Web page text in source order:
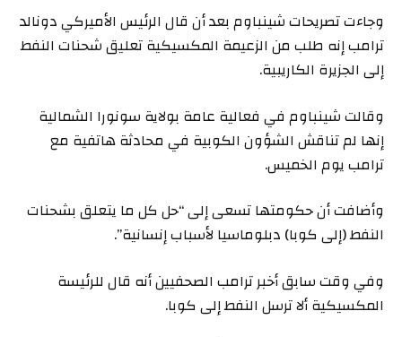
وجاءت تصريحات شينباوم بعد أن قال الرئيس الأميركي دونالد
ترامب إنه طلب من الزعيمة المكسيكية تعليق شحنات النفط
إلى الجزيرة الكاريبية.
وقالت شينباوم في فعالية عامة بولاية سونورا الشمالية
إنها لم تناقش الشؤون الكوبية في محادثة هاتفية مع
ترامب يوم الخميس.
وأضافت أن حكومتها تسعى إلى “حل كل ما يتعلق بشحنات
النفط (إلى كوبا) دبلوماسيا لأسباب إنسانية”.
وفي وقت سابق أخبر ترامب الصحفيين أنه قال للرئيسة
المكسيكية ألا ترسل النفط إلى كوبا.